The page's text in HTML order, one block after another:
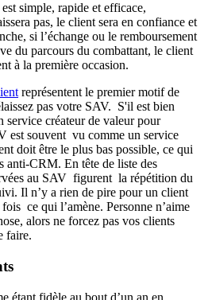
simple, rapide et efficace,
pas, le client sera en confiance et
si l’échange ou le remboursement
du parcours du combattant, le client
à la première occasion.
représentent le premier motif de
pas votre SAV. S'il est bien
service créateur de valeur pour
est souvent vu comme un service
doit être le plus bas possible, ce qui
anti-CRM. En tête de liste des
au SAV figurent la répétition du
Il n’y a rien de pire pour un client
ce qui l’amène. Personne n’aime
alors ne forcez pas vos clients
faire.
étant fidèle au bout d’un an en